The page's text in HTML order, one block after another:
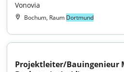
Vonovia
Bochum, Raum Dortmund
Projektleiter/Bauingenieur